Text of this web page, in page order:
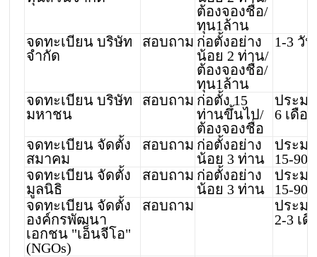
ต้องจองชื่อ/
ทุน1ล้าน
จดทะเบียน บริษัท
จำกัด
สอบถาม ก่อตั้งอย่าง
น้อย 2 ท่าน/
ต้องจองชื่อ/
ทุน1ล้าน
1-3 วัน
จดทะเบียน บริษัท
มหาชน
สอบถาม ก่อตั้ง 15
ท่านขึ้นไป/
ต้องจองชื่อ
ประม
6 เดือ
จดทะเบียน จัดตั้ง
สมาคม
สอบถาม ก่อตั้งอย่าง
น้อย 3 ท่าน
ประม
15-90
จดทะเบียน จัดตั้ง
มูลนิธิ
สอบถาม ก่อตั้งอย่าง
น้อย 3 ท่าน
ประม
15-90
จดทะเบียน จัดตั้ง
องค์กรพัฒนา
เอกชน "เอ็นจีโอ"
(NGOs)
สอบถาม
ประม
2-3 เ